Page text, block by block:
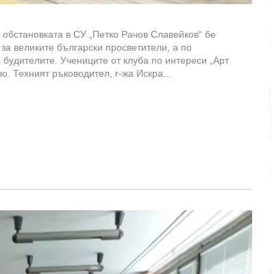
в СУ „Петко Рачов Славейков“ бе
великите български просветители, а по
Учениците от клуба по интереси „Арт
Техният ръководител, г-жа Искра...